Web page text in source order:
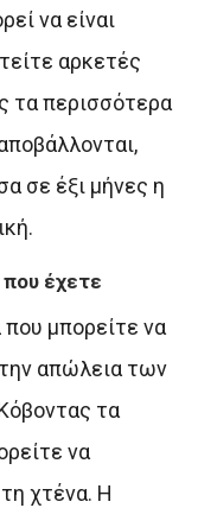
να είναι
αρκετές
τα περισσότερα
σε έξι μήνες η
έχετε
μπορείτε να
απώλεια των
τα
να
χτένα. Η